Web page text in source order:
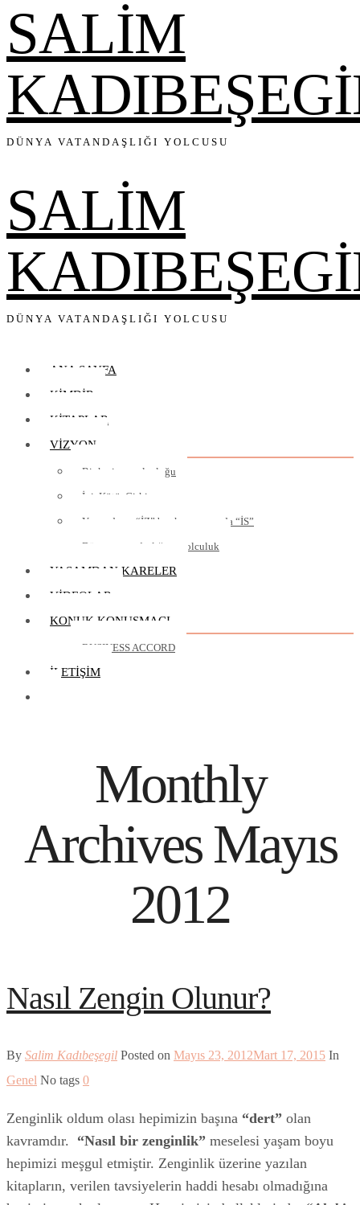
SALİM
DÜNYA VATANDAŞLIĞI YOLCUSU
SALİM
DÜNYA VATANDAŞLIĞI YOLCUSU
ANA SAYFA
KIMDIR
KITAPLAR
VIZYON
Bir kariyer yolculuğu
İyi, Kötü, Çirkin
Yaşamda ya “İZ” bırakırsınız ya da “İS”
Dünya vatandaşlığına yolculuk
YAŞAMDAN KARELER
VIDEOLAR
KONUK KONUŞMACI
BUSINESS ACCORD
İLETIŞIM
Monthly
ArchivesMayıs
2012
Nasıl Zengin Olunur?
By Salim Kadıbeşegil Posted on Mayıs 23, 2012Mart 17, 2015 In
Genel No tags 0
Zenginlik oldum olası hepimizin başına “dert” olan
kavramdır. “Nasıl bir zenginlik” meselesi yaşam boyu
hepimizi meşgul etmiştir. Zenginlik üzerine yazılan
kitapların, verilen tavsiyelerin haddi hesabı olmadığına